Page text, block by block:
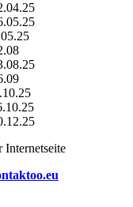
Internetseite